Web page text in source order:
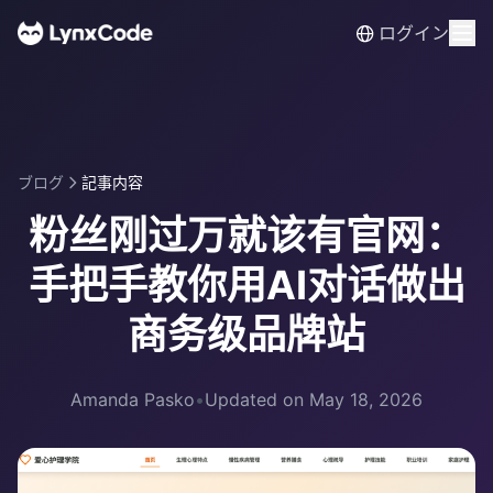
ログイン
ブログ 記事内容
粉丝刚过万就该有官网：
手把手教你用AI对话做出
商务级品牌站
Amanda Pasko•Updated on May 18, 2026